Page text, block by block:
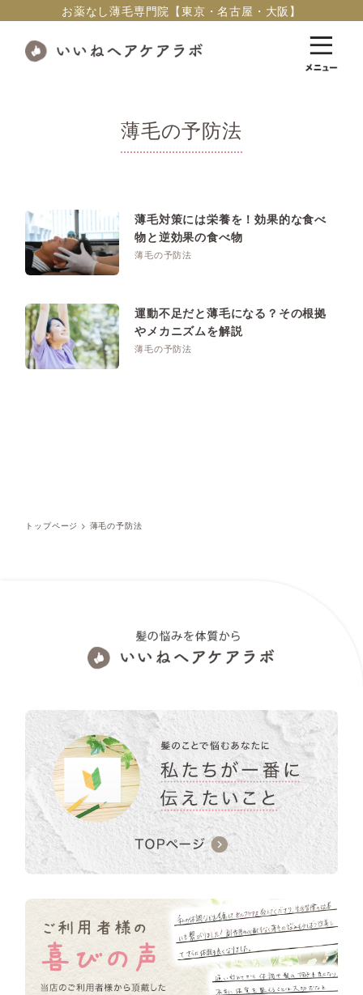
お薬なし薄毛専門院【東京・名古屋・大阪】
薄毛の予防法
薄毛対策には栄養を！効果的な食べ
物と逆効果の食べ物
薄毛の予防法
運動不足だと薄毛になる？その根拠
やメカニズムを解説
薄毛の予防法
トップページ > 薄毛の予防法